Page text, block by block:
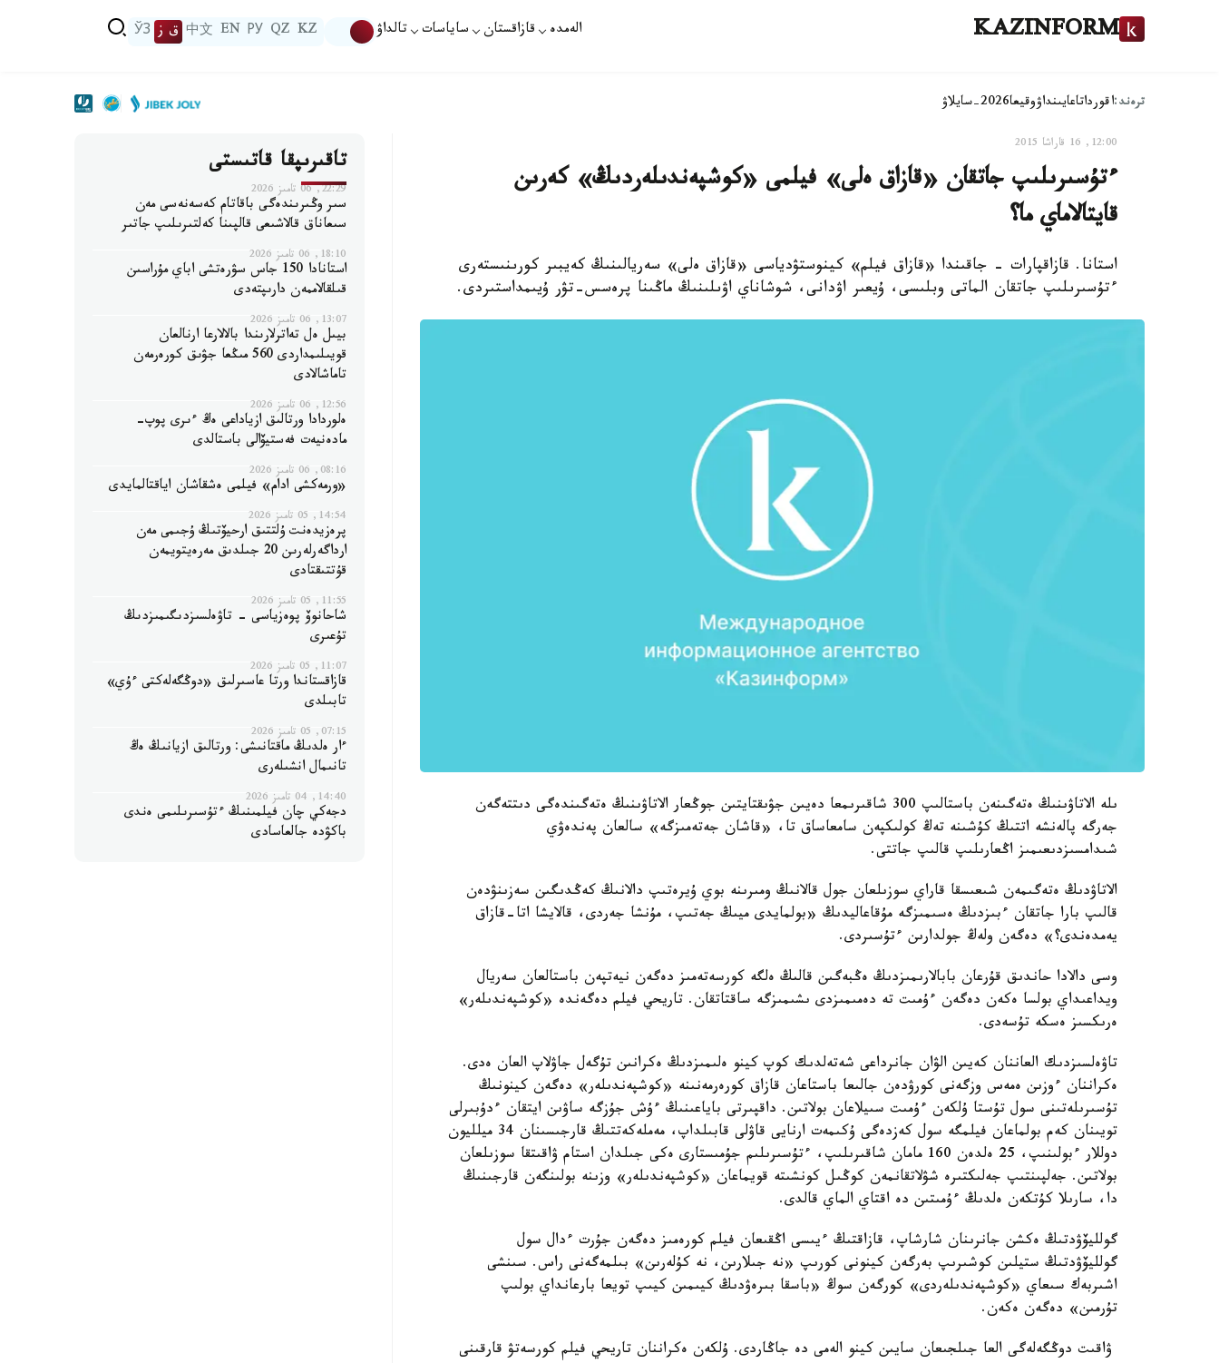
KAZINFORM الەمدە قازاقستان ساياسات تالداۋ KZ
QZ
РУ
EN
中文 ق ز ЎЗ
ترەند:اقورداتاعايىنداۋوقيعا2026-سايلاۋ
12:00, 16 قاراشا 2015
ءتۇسىرىلىپ جاتقان «قازاق ەلى» فيلمى «كوشپەندىلەردىڭ» كەرىن
قايتالاماي ما؟
استانا. قازاقپارات - جاقىندا «قازاق فيلم» كينوستۋدياسى «قازاق ەلى» سەريالىنىڭ كەيبىر كورىنىستەرى
ءتۇسىرىلىپ جاتقان الماتى وبلىسى، ۇيعىر اۋدانى، شوشاناي اۋىلىنىڭ ماڭىنا پرەسس-تۋر ۇيىمداستىردى.
ىلە الاتاۋىنىڭ ەتەگىنەن باستالىپ 300 شاقىرىمعا دەيىن جۋىقتايتىن جوڭعار الاتاۋىنىڭ ەتەگىندەگى دىتتەگەن
جەرگە پالەنشە اتتىڭ كۇشىنە تەڭ كولىكپەن سامعاساق تا، «قاشان جەتەمىزگە» سالعان پەندەۋي
شىدامسىزدىعىمىز اڭعارىلىپ قالىپ جاتتى.
الاتاۋدىڭ ەتەگىمەن شىعىسقا قاراي سوزىلعان جول قالانىڭ ومىرىنە بوي ۇيرەتىپ دالانىڭ كەڭدىگىن سەزىنۋدەن
قالىپ بارا جاتقان ءبىزدىڭ ەسىمىزگە مۇقاعاليدىڭ «بولمايدى ميىڭ جەتىپ، مۇنشا جەردى، قالايشا اتا-قازاق
يەمدەندى؟» دەگەن ولەڭ جولدارىن ءتۇسىردى.
وسى دالادا حاندىق قۇرعان بابالارىمىزدىڭ ەڭبەگىن قالىڭ ەلگە كورسەتەمىز دەگەن نيەتپەن باستالعان سەريال
ويداعىداي بولسا ەكەن دەگەن ءۇمىت تە دەمىمىزدى ىشىمىزگە ساقتاتقان. تاريحي فيلم دەگەندە «كوشپەندىلەر»
ەرىكسىز ەسكە تۇسەدى.
تاۋەلسىزدىك العاننان كەيىن الۋان جانرداعى شەتەلدىك كوپ كينو ەلىمىزدىڭ ەكرانىن تۇگەل جاۋلاپ العان ەدى.
ەكراننان ءوزىن ەمەس وزگەنى كورۋدەن جالىعا باستاعان قازاق كورەرمەنىنە «كوشپەندىلەر» دەگەن كينونىڭ
تۇسىرىلەتىنى سول تۇستا ۇلكەن ءۇمىت سىيلاعان بولاتىن. داقپىرتى باياعىنىڭ ءۇش جۇزگە ساۋىن ايتقان ءدۇبىرلى
تويىنان كەم بولماعان فيلمگە سول كەزدەگى ۇكىمەت ارنايى قاۋلى قابىلداپ، مەملەكەتتىڭ قارجىسىنان 34 ميلليون
دوللار ءبولىنىپ، 25 ەلدەن 160 مامان شاقىرىلىپ، ءتۇسىرىلىم جۇمىستارى ەكى جىلدان استام ۋاقىتقا سوزىلعان
بولاتىن. جەلپىنتىپ جەلىكتىرە شۋلاتقانمەن كوڭىل كونشىتە قويماعان «كوشپەندىلەر» وزىنە بولىنگەن قارجىنىڭ
دا، سارىلا كۇتكەن ەلدىڭ ءۇمىتىن دە اقتاي الماي قالدى.
گولليۆۋدتىڭ ەكشن جانرىنان شارشاپ، قازاقتىڭ ءيىسى اڭقىعان فيلم كورەمىز دەگەن جۇرت ءدال سول
گولليۆۋدتىڭ ستيلىن كوشىرىپ بەرگەن كينونى كورىپ «نە جىلارىن، نە كۇلەرىن» بىلمەگەنى راس. سىنشى
اشىربەك سىعاي «كوشپەندىلەردى» كورگەن سوڭ «باسقا بىرەۋدىڭ كيىمىن كيىپ تويعا بارعانداي بولىپ
تۇرمىن» دەگەن ەكەن.
ۋاقىت دوڭگەلەگى العا جىلجىعان سايىن كينو الەمى دە جاڭاردى. ۇلكەن ەكراننان تاريحي فيلم كورسەتۋ قارقىنى
تاقىرىپقا قاتىستى
22:29, 06 تامىز 2026
سىر وڭىرىندەگى باقاتام كەسەنەسى مەن
سىعاناق قالاشىعى قالپىنا كەلتىرىلىپ جاتىر
18:10, 06 تامىز 2026
استانادا 150 جاس سۋرەتشى اباي مۇراسىن
قىلقالاممەن دارىپتەدى
13:07, 06 تامىز 2026
بيىل ەل تەاترلارىندا بالالارعا ارنالعان
قويىلىمداردى 560 مىڭعا جۋىق كورەرمەن
تاماشالادى
12:56, 06 تامىز 2026
ەلوردادا ورتالىق ازياداعى ەڭ ءىرى پوپ-
مادەنيەت فەستيۆالى باستالدى
08:16, 06 تامىز 2026
«ورمەكشى ادام» فيلمى ەشقاشان اياقتالمايدى
14:54, 05 تامىز 2026
پرەزيدەنت ۇلتتىق ارحيۆتىڭ ۇجىمى مەن
ارداگەرلەرىن 20 جىلدىق مەرەيتويمەن
قۇتتىقتادى
11:55, 05 تامىز 2026
شاحانوۆ پوەزياسى - تاۋەلسىزدىگىمىزدىڭ
تۇعىرى
11:07, 05 تامىز 2026
قازاقستاندا ورتا عاسىرلىق «دوڭگەلەكتى ءۇي»
تابىلدى
07:15, 05 تامىز 2026
ءار ەلدىڭ ماقتانىشى: ورتالىق ازيانىڭ ەڭ
تانىمال انشىلەرى
14:40, 04 تامىز 2026
دجەكي چان فيلمىنىڭ ءتۇسىرىلىمى ەندى
باكۋدە جالعاسادى